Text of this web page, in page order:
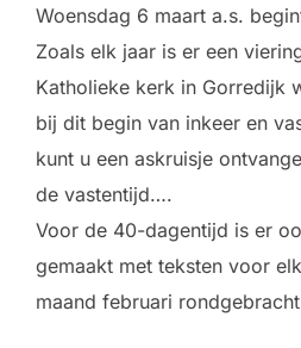
Woensdag 6 maart a.s.
Zoals elk jaar is er een
Katholieke kerk in Gorredijk
bij dit begin van inkeer en
kunt u een askruisje
de vastentijd….
Voor de 40-dagentijd is er
gemaakt met teksten voor
maand februari